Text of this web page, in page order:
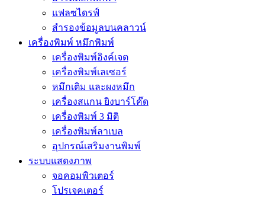
แฟลซไดรฟ์
สำรองข้อมูลบนคลาวน์
เครื่องพิมพ์ หมึกพิมพ์
เครื่องพิมพ์อิงค์เจต
เครื่องพิมพ์เลเซอร์
หมึกเติม และผงหมึก
เครื่องสแกน ยิงบาร์โค๊ด
เครื่องพิมพ์ 3 มิติ
เครื่องพิมพ์ลาเบล
อุปกรณ์เสริมงานพิมพ์
ระบบแสดงภาพ
จอคอมพิวเตอร์
โปรเจคเตอร์